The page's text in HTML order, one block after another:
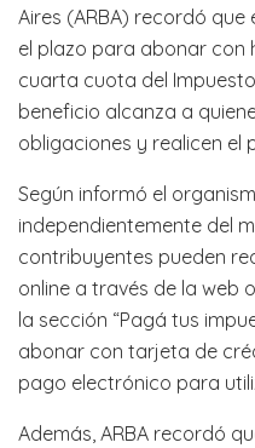
Aires (ARBA) recordó
el plazo para abonar con
cuarta cuota del
beneficio alcanza a
obligaciones y realicen el
Según informó el
independientemente del
contribuyentes pueden
online a través de la web
la sección “Pagá tus
abonar con tarjeta de
pago electrónico para
Además, ARBA recordó